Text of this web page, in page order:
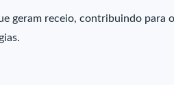
geram receio, contribuindo para o